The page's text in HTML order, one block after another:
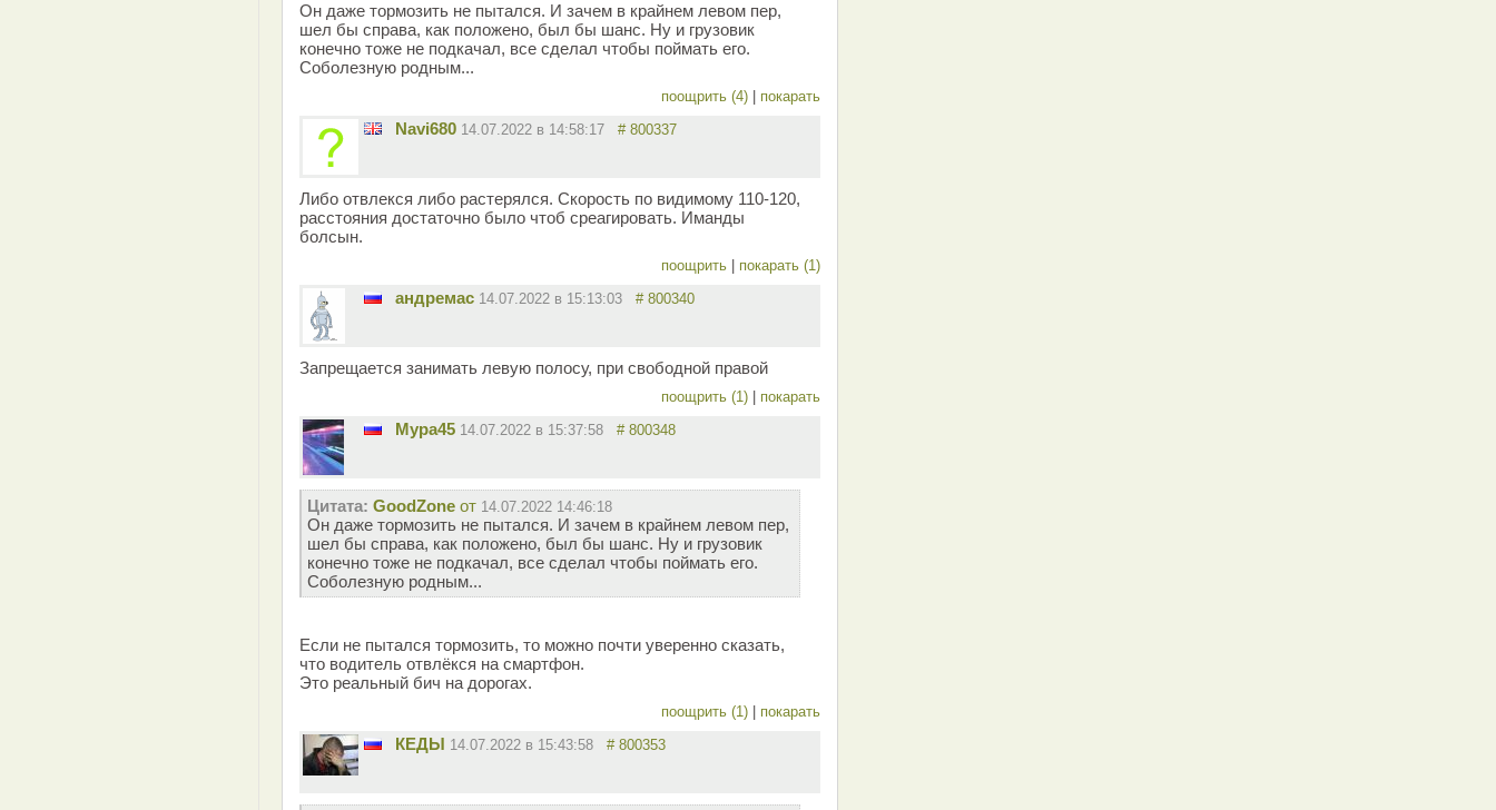
Он даже тормозить не пытался. И зачем в крайнем левом пер,
шел бы справа, как положено, был бы шанс. Ну и грузовик
конечно тоже не подкачал, все сделал чтобы поймать его.
Соболезную родным...
поощрить (4) покарать
Navi680 14.07.2022 в 14:58:17 # 800337
Либо отвлекся либо растерялся. Скорость по видимому 110-120,
расстояния достаточно было чтоб среагировать. Иманды
болсын.
поощрить покарать (1)
андремас 14.07.2022 в 15:13:03 # 800340
Запрещается занимать левую полосу, при свободной правой
поощрить (1) покарать
Мура45 14.07.2022 в 15:37:58 # 800348
Цитата: GoodZone от 14.07.2022 14:46:18
Он даже тормозить не пытался. И зачем в крайнем левом пер,
шел бы справа, как положено, был бы шанс. Ну и грузовик
конечно тоже не подкачал, все сделал чтобы поймать его.
Соболезную родным...
Если не пытался тормозить, то можно почти уверенно сказать,
что водитель отвлёкся на смартфон.
Это реальный бич на дорогах.
поощрить (1) покарать
КЕДЫ 14.07.2022 в 15:43:58 # 800353